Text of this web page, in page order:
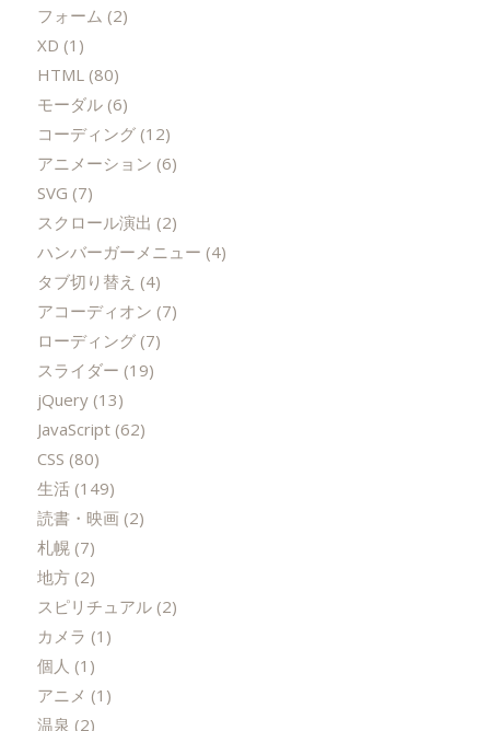
フォーム (2)
XD (1)
HTML (80)
モーダル(6)
コーディング(12)
アニメーション (6)
SVG (7)
スクロール演出 (2)
ハンバーガーメニュー (4)
タブ切り替え (4)
アコーディオン (7)
ローディング(7)
スライダー (19)
jQuery(13)
JavaScript(62)
CSS (80)
生活(149)
読書・映画 (2)
札幌(7)
地方(2)
スピリチュアル(2)
カメラ (1)
個人 (1)
アニメ (1)
温泉 (2)